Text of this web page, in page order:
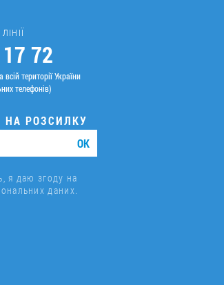
72
території України
телефонів)
НА РОЗСИЛКУ
ОК
я даю згоду на
даних.